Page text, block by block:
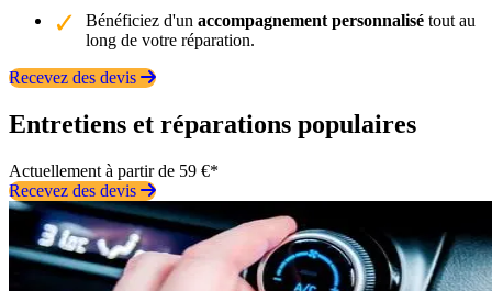
Bénéficiez d'un accompagnement personnalisé tout au
long de votre réparation.
Recevez des devis
Entretiens et réparations populaires
Actuellement à partir de 59 €*
Recevez des devis